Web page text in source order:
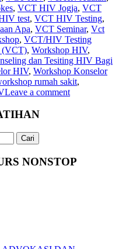
, VCT HIV Jogja, VCT
test, VCT HIV Testing,
Apa, VCT Seminar, Vct
, VCT/HIV Testing
(VCT), Workshop HIV,
dan Tesiting HIV Bagi
HIV, Workshop Konselor
rumah sakit,
Leave a comment
NONSTOP